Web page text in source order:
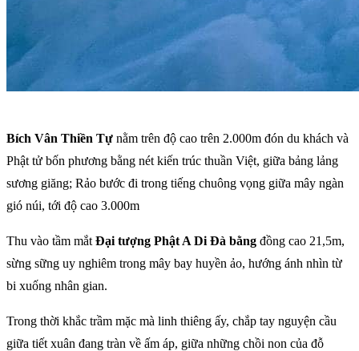
Bích Vân Thiền Tự nằm trên độ cao trên 2.000m đón du khách và
Phật tử bốn phương bằng nét kiến trúc thuần Việt, giữa bảng lảng
sương giăng; Rảo bước đi trong tiếng chuông vọng giữa mây ngàn
gió núi, tới độ cao 3.000m
Thu vào tầm mắt Đại tượng Phật A Di Đà bằng đồng cao 21,5m,
sừng sững uy nghiêm trong mây bay huyền ảo, hướng ánh nhìn từ
bi xuống nhân gian.
Trong thời khắc trầm mặc mà linh thiêng ấy, chắp tay nguyện cầu
giữa tiết xuân đang tràn về ấm áp, giữa những chồi non của đỗ